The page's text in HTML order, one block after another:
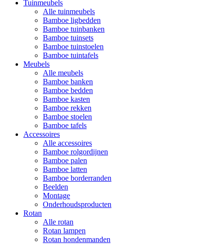
Tuinmeubels
Alle tuinmeubels
Bamboe ligbedden
Bamboe tuinbanken
Bamboe tuinsets
Bamboe tuinstoelen
Bamboe tuintafels
Meubels
Alle meubels
Bamboe banken
Bamboe bedden
Bamboe kasten
Bamboe rekken
Bamboe stoelen
Bamboe tafels
Accessoires
Alle accessoires
Bamboe rolgordijnen
Bamboe palen
Bamboe latten
Bamboe borderranden
Beelden
Montage
Onderhoudsproducten
Rotan
Alle rotan
Rotan lampen
Rotan hondenmanden